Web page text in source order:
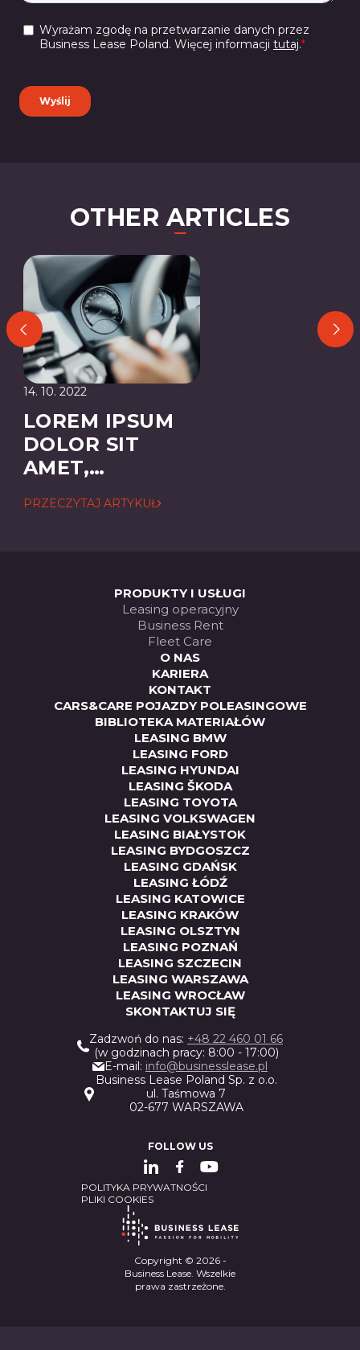
OTHER ARTICLES
14. 10. 2022
LOREM IPSUM
DOLOR SIT
AMET,
ADIPISCING
PRZECZYTAJ ARTYKUŁ
PRODUKTY I USŁUGI
Leasing operacyjny
Business Rent
Fleet Care
O NAS
KARIERA
KONTAKT
CARS&CARE POJAZDY POLEASINGOWE
BIBLIOTEKA MATERIAŁÓW
LEASING BMW
LEASING FORD
LEASING HYUNDAI
LEASING ŠKODA
LEASING TOYOTA
LEASING VOLKSWAGEN
LEASING BIAŁYSTOK
LEASING BYDGOSZCZ
LEASING GDAŃSK
LEASING ŁÓDŹ
LEASING KATOWICE
LEASING KRAKÓW
LEASING OLSZTYN
LEASING POZNAŃ
LEASING SZCZECIN
LEASING WARSZAWA
LEASING WROCŁAW
SKONTAKTUJ SIĘ
Zadzwoń do nas: +48 22 460 01 66
(w godzinach pracy: 8:00 - 17:00)
E-mail: info@businesslease.pl
Business Lease Poland Sp. z o.o.
ul. Taśmowa 7
02-677 WARSZAWA
FOLLOW US
Copyright © 2026 -
Business Lease. Wszelkie
prawa zastrzeżone.
POLITYKA PRYWATNOŚCI
PLIKI COOKIES